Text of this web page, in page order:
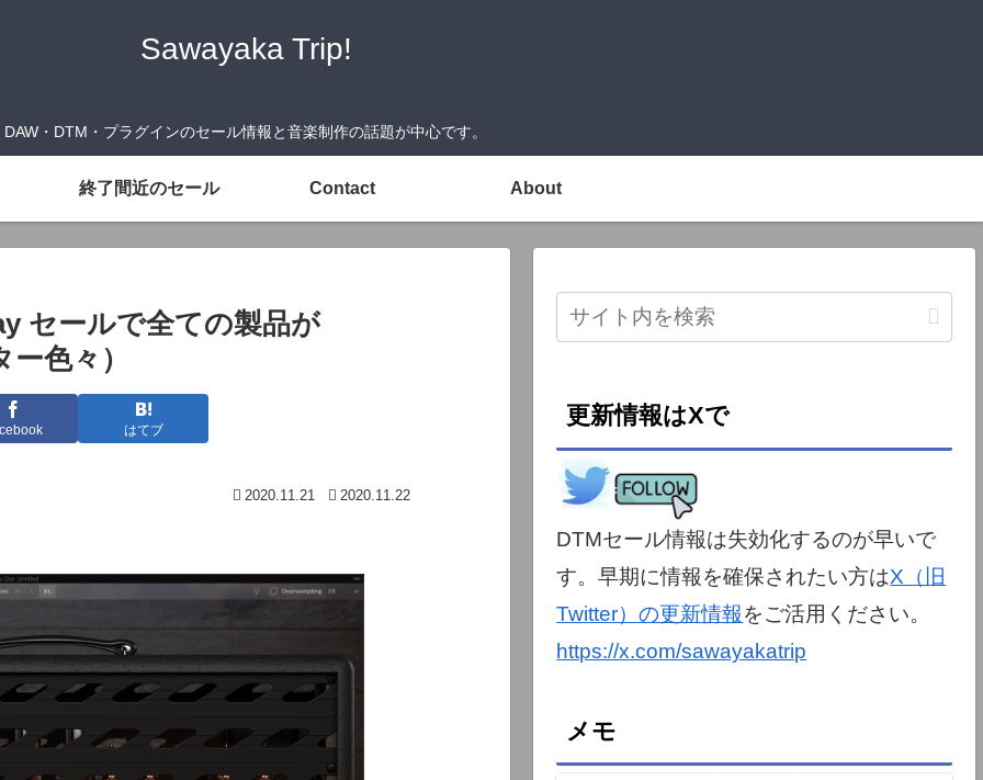
Sawayaka Trip!
DAW・DTM・プラグインのセール情報と音楽制作の話題が中心です。
終了間近のセール Contact About
セールで全ての製品が
色々）
はてブ
2020.11.21 2020.11.22
更新情報はXで
DTMセール情報は失効化するのが早いで
す。早期に情報を確保されたい方はX（旧
Twitter）の更新情報をご活用ください。
https://x.com/sawayakatrip
メモ